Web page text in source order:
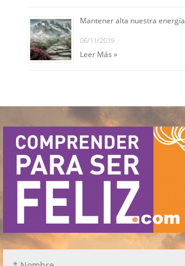
Mantener alta nuestra energía
06/11/2019
Leer Más »